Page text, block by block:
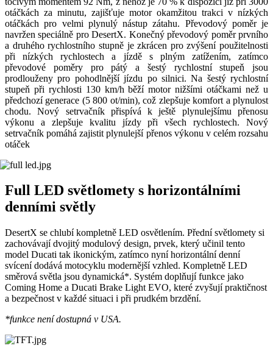
otáčkách za minutu, zajišťuje motor okamžitou trakci v nízkých
otáčkách pro velmi plynulý nástup zátahu. Převodový poměr je
navržen speciálně pro DesertX. Konečný převodový poměr prvního
a druhého rychlostního stupně je zkrácen pro zvýšení použitelnosti
při nízkých rychlostech a jízdě s plným zatížením, zatímco
převodové poměry pro pátý a šestý rychlostní stupeň jsou
prodlouženy pro pohodlnější jízdu po silnici. Na šestý rychlostní
stupeň při rychlosti 130 km/h běží motor nižšími otáčkami než u
předchozí generace (5 800 ot/min), což zlepšuje komfort a plynulost
chodu. Nový setrvačník přispívá k ještě plynulejšímu přenosu
výkonu a zlepšuje kvalitu jízdy při všech rychlostech. Nový
setrvačník pomáhá zajistit plynulejší přenos výkonu v celém rozsahu
otáček
Full LED světlomety s horizontálními
denními světly
DesertX se chlubí kompletně LED osvětlením. Přední světlomety si
zachovávají dvojitý modulový design, prvek, který učinil tento
model Ducati tak ikonickým, zatímco nyní horizontální denní
svícení dodává motocyklu modernější vzhled. Kompletně LED
směrová světla jsou dynamická*. Systém doplňují funkce jako
Coming Home a Ducati Brake Light EVO, které zvyšují praktičnost
a bezpečnost v každé situaci i při prudkém brzdění.
*funkce není dostupná v USA.